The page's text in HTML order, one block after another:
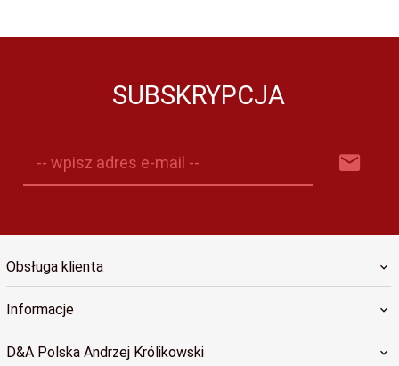
SUBSKRYPCJA
-- wpisz adres e-mail --
Obsługa klienta
Informacje
D&A Polska Andrzej Królikowski